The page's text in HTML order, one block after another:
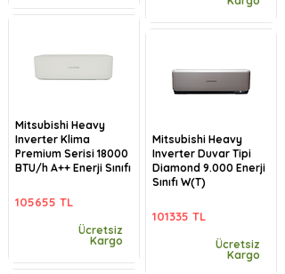
Mitsubishi Heavy
Inverter Klima
Premium Serisi 18000
BTU/h A++ Enerji Sınıfı
105655 TL
Ücretsiz
Kargo
Mitsubishi Heavy
Inverter Duvar Tipi
Diamond 9.000 Enerji
Sınıfı W(T)
101335 TL
Ücretsiz
Kargo